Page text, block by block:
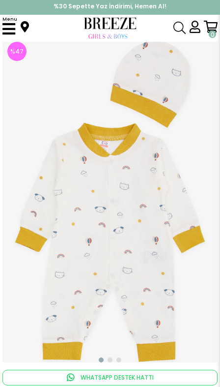
%30 Sepette Yaz İndirimi, Hemen Al!
İndirimlere ek %10 İndirimi Kap, Hemen Üye Ol!
0
Menu
Anasayfa Tulum
%47
WHATSAPP DESTEK HATTI